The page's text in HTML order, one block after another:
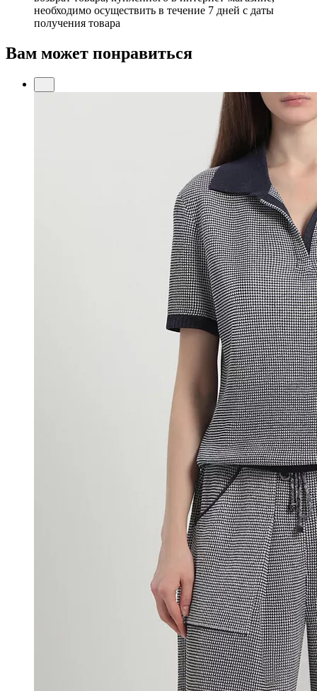
необходимо осуществить в течение 7 дней с даты
получения товара
Вам может понравиться